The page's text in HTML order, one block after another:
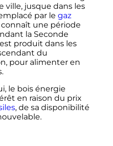
ville, jusque dans les
par le gaz
connaît une période
la Seconde
produit dans les
du
pour alimenter en
le bois énergie
en raison du prix
, de sa disponibilité